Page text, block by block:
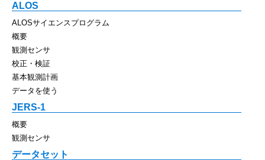
ALOS
ALOSサイエンスプログラム
概要
観測センサ
校正・検証
基本観測計画
データを使う
JERS-1
概要
観測センサ
データセット